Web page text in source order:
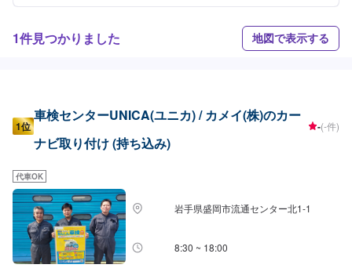
1件見つかりました 地図で表示する
1位
車検センターUNICA(ユニカ) / カメイ(株)のカー
ナビ取り付け (持ち込み)
-(-件)
代車OK
岩手県盛岡市流通センター北1-1
8:30 ~ 18:00